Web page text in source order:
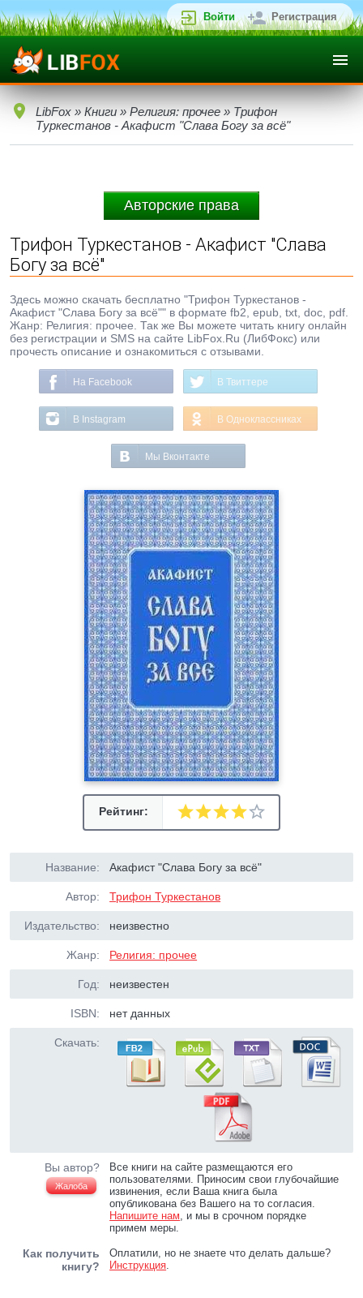
Войти Регистрация
LibFox » Книги » Религия: прочее » Трифон
Туркестанов - Акафист "Слава Богу за всё"
Авторские права
Трифон Туркестанов - Акафист "Слава
Богу за всё"
Здесь можно скачать бесплатно "Трифон Туркестанов -
Акафист "Слава Богу за всё"" в формате fb2, epub, txt, doc, pdf.
Жанр: Религия: прочее. Так же Вы можете читать книгу онлайн
без регистрации и SMS на сайте LibFox.Ru (ЛибФокс) или
прочесть описание и ознакомиться с отзывами.
На Facebook В Твиттере
В Instagram В Одноклассниках
Мы Вконтакте
Рейтинг:
Название: Акафист "Слава Богу за всё"
Автор: Трифон Туркестанов
Издательство: неизвестно
Жанр: Религия: прочее
Год: неизвестен
ISBN: нет данных
Скачать:
Вы автор?
Жалоба
Все книги на сайте размещаются его
пользователями. Приносим свои глубочайшие
извинения, если Ваша книга была
опубликована без Вашего на то согласия.
Напишите нам, и мы в срочном порядке
примем меры.
Как получить
книгу?
Оплатили, но не знаете что делать дальше?
Инструкция.